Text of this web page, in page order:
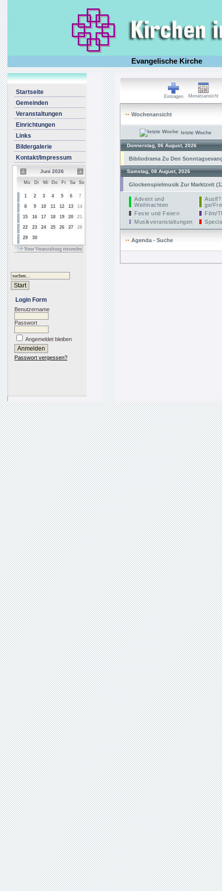
Evangelische Kirche
Startseite
Gemeinden
Veranstaltungen
Einrichtungen
Links
Bildergalerie
Kontakt/Impressum
Juni 2026
Mo Di Mi Do Fr Sa So
1 2 3 4 5 6 7
8 9 10 11 12 13 14
15 16 17 18 19 20 21
22 23 24 25 26 27 28
29 30
Neue Veranstaltung einsenden
Login Form
Benutzername
Passwort
Angemeldet bleiben
Passwort vergessen?
Eintragen Monatsansicht
Wochenansicht
letzte Woche
Donnerstag, 06 August, 2026
Bibliodrama Zu Den
Samstag, 08 August, 2026
Glockenspielmusik Zur Marktzeit
Advent und
Weihnachten
Ausfl?
ge/
Feste und Feiern
Film/
Musikveranstaltungen
Agenda - Suche